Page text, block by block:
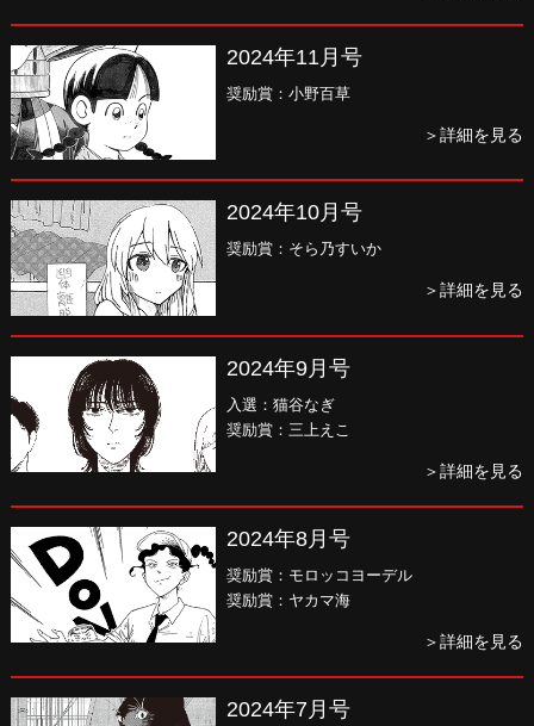
2024年11月号
奨励賞：小野百草
＞詳細を見る
2024年10月号
奨励賞：そら乃すいか
＞詳細を見る
2024年9月号
入選：猫谷なぎ
奨励賞：三上えこ
＞詳細を見る
2024年8月号
奨励賞：モロッコヨーデル
奨励賞：ヤカマ海
＞詳細を見る
2024年7月号